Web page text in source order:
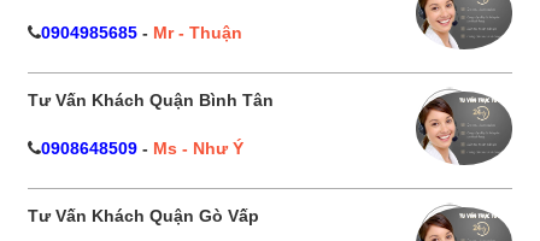
0904985685 - Mr - Thuận
Tư Vấn Khách Quận Bình Tân
0908648509 - Ms - Như Ý
Tư Vấn Khách Quận Gò Vấp